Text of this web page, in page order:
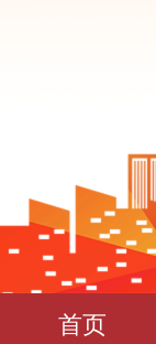
首页